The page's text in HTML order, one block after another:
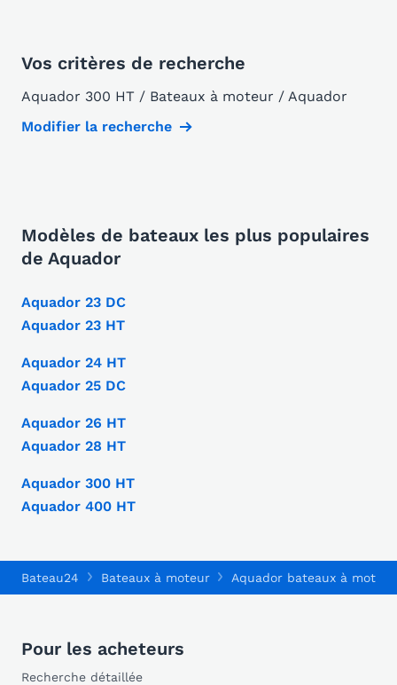
Vos critères de recherche
Aquador 300 HT / Bateaux à moteur / Aquador
Modifier la recherche
Modèles de bateaux les plus populaires
de Aquador
Aquador 23 DC
Aquador 23 HT
Aquador 24 HT
Aquador 25 DC
Aquador 26 HT
Aquador 28 HT
Aquador 300 HT
Aquador 400 HT
Bateau24 Bateaux à moteur Aquador bateaux à moteur
Pour les acheteurs
Recherche détaillée